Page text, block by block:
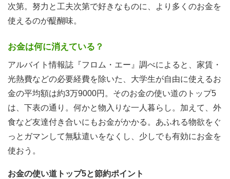
次第。努力と工夫次第で好きなものに、より多くのお金を
使えるのが醍醐味。
お金は何に消えている？
アルバイト情報誌『フロム・エー』調べによると、家賃・
光熱費などの必要経費を除いた、大学生が自由に使えるお
金の平均額は約3万9000円。そのお金の使い道のトップ5
は、下表の通り。何かと物入りな一人暮らし。加えて、外
食など友達付き合いにもお金がかかる。あふれる物欲をぐ
っとガマンして無駄遣いをなくし、少しでも有効にお金を
使おう。
お金の使い道トップ5と節約ポイント